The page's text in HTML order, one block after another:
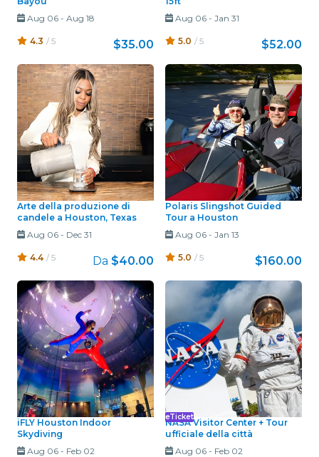
Aug 06- Aug 18
4.3 / 5 $35.00
Aug 06- Jan 31
5.0 / 5 $52.00
Arte della produzione di
candele a Houston, Texas
Aug 06- Dec 31
4.4 / 5 Da $40.00
Polaris Slingshot Guided
Tour a Houston
Aug 06- Jan 13
5.0 / 5 $160.00
iFLY Houston Indoor
Skydiving
Aug 06- Feb 02
eTicket
NASA Visitor Center + Tour
ufficiale della città
Aug 06- Feb 02